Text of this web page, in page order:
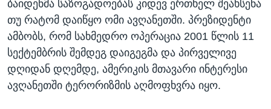
ბაიდენმა საზოგადოებას კიდევ ერთხელ შეახსენა
თუ რატომ დაიწყო ომი ავღანეთში. პრეზიდენტი
ამბობს, რომ სახმედრო ოპერაცია 2001 წლის 11
სექტემბრის შემდეგ დაიგეგმა და პირველივე
დღიდან დღემდე, ამერიკის მთავარი ინტერესი
ავღანეთში ტერორიზმის აღმოფხვრა იყო.